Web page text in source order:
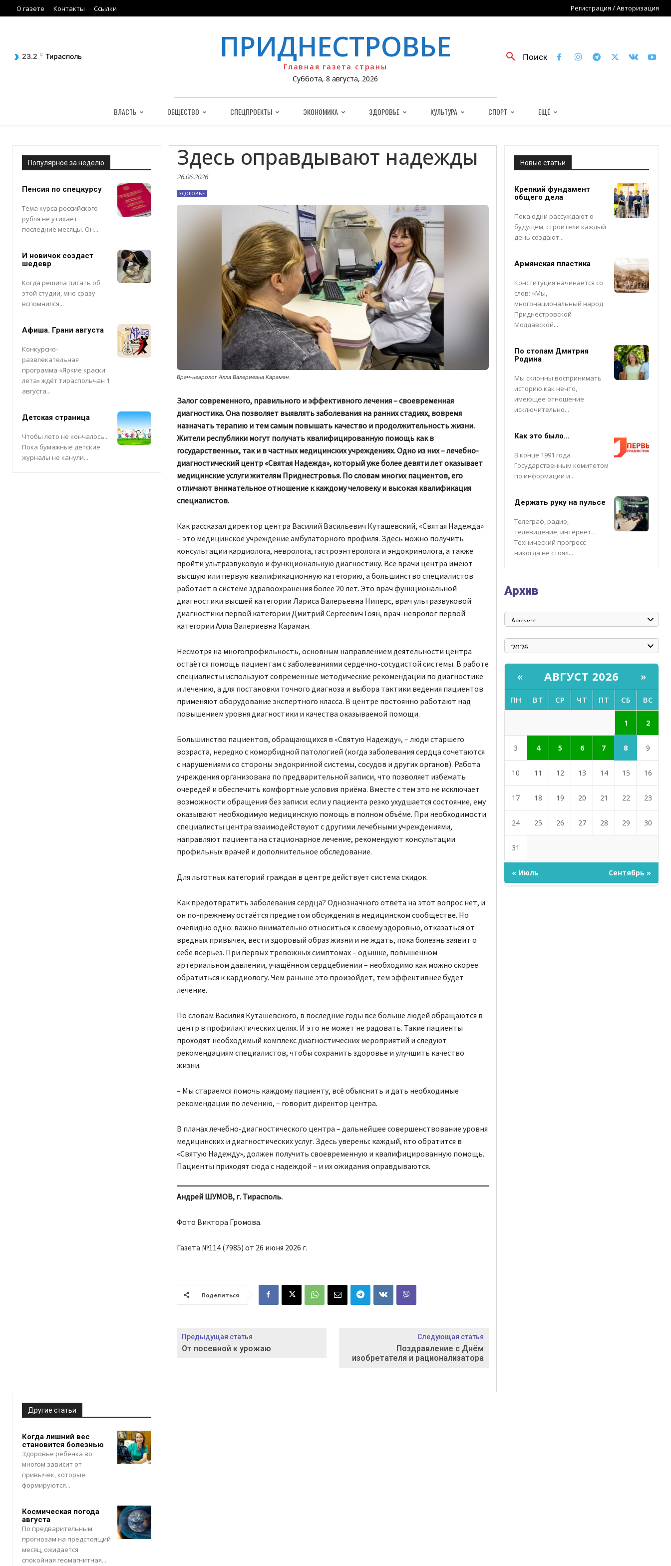
О газете Контакты Ссылки Регистрация / Авторизация
23.2 C Тирасполь ПРИДНЕСТРОВЬЕ
Главная газета страны
Суббота, 8 августа, 2026
Поиск
ВЛАСТЬ ОБЩЕСТВО СПЕЦПРОЕКТЫ ЭКОНОМИКА ЗДОРОВЬЕ КУЛЬТУРА СПОРТ ЕЩЁ
Популярное за неделю
Пенсия по спецкурсу
Тема курса российского
рубля не утихает
последние месяцы. Он...
И новичок создаст
шедевр
Когда решила писать об
этой студии, мне сразу
вспомнился...
Афиша. Грани августа
Конкурсно-
развлекательная
программа «Яркие краски
лета» ждёт тираспольчан 1
августа...
Детская страница
Чтобы лето не кончалось...
Пока бумажные детские
журналы не канули...
Здесь оправдывают надежды
26.06.2026
ЗДОРОВЬЕ
Врач-невролог Алла Валериевна Караман.
Залог современного, правильного и эффективного лечения – своевременная
диагностика. Она позволяет выявлять заболевания на ранних стадиях, вовремя
назначать терапию и тем самым повышать качество и продолжительность жизни.
Жители республики могут получать квалифицированную помощь как в
государственных, так и в частных медицинских учреждениях. Одно из них – лечебно-
диагностический центр «Святая Надежда», который уже более девяти лет оказывает
медицинские услуги жителям Приднестровья. По словам многих пациентов, его
отличают внимательное отношение к каждому человеку и высокая квалификация
специалистов.
Как рассказал директор центра Василий Васильевич Куташевский, «Святая Надежда»
– это медицинское учреждение амбулаторного профиля. Здесь можно получить
консультации кардиолога, невролога, гастроэнтеролога и эндокринолога, а также
пройти ультразвуковую и функциональную диагностику. Все врачи центра имеют
высшую или первую квалификационную категорию, а большинство специалистов
работает в системе здравоохранения более 20 лет. Это врач функциональной
диагностики высшей категории Лариса Валерьевна Ниперс, врач ультразвуковой
диагностики первой категории Дмитрий Сергеевич Гоян, врач-невролог первой
категории Алла Валериевна Караман.
Несмотря на многопрофильность, основным направлением деятельности центра
остаётся помощь пациентам с заболеваниями сердечно-сосудистой системы. В работе
специалисты используют современные методические рекомендации по диагностике
и лечению, а для постановки точного диагноза и выбора тактики ведения пациентов
применяют оборудование экспертного класса. В центре постоянно работают над
повышением уровня диагностики и качества оказываемой помощи.
Большинство пациентов, обращающихся в «Святую Надежду», – люди старшего
возраста, нередко с коморбидной патологией (когда заболевания сердца сочетаются
с нарушениями со стороны эндокринной системы, сосудов и других органов). Работа
учреждения организована по предварительной записи, что позволяет избежать
очередей и обеспечить комфортные условия приёма. Вместе с тем это не исключает
возможности обращения без записи: если у пациента резко ухудшается состояние, ему
оказывают необходимую медицинскую помощь в полном объёме. При необходимости
специалисты центра взаимодействуют с другими лечебными учреждениями,
направляют пациента на стационарное лечение, рекомендуют консультации
профильных врачей и дополнительное обследование.
Для льготных категорий граждан в центре действует система скидок.
Как предотвратить заболевания сердца? Однозначного ответа на этот вопрос нет, и
он по-прежнему остаётся предметом обсуждения в медицинском сообществе. Но
очевидно одно: важно внимательно относиться к своему здоровью, отказаться от
вредных привычек, вести здоровый образ жизни и не ждать, пока болезнь заявит о
себе всерьёз. При первых тревожных симптомах – одышке, повышенном
артериальном давлении, учащённом сердцебиении – необходимо как можно скорее
обратиться к кардиологу. Чем раньше это произойдёт, тем эффективнее будет
лечение.
По словам Василия Куташевского, в последние годы всё больше людей обращаются в
центр в профилактических целях. И это не может не радовать. Такие пациенты
проходят необходимый комплекс диагностических мероприятий и следуют
рекомендациям специалистов, чтобы сохранить здоровье и улучшить качество
жизни.
– Мы стараемся помочь каждому пациенту, всё объяснить и дать необходимые
рекомендации по лечению, – говорит директор центра.
В планах лечебно-диагностического центра – дальнейшее совершенствование уровня
медицинских и диагностических услуг. Здесь уверены: каждый, кто обратится в
«Святую Надежду», должен получить своевременную и квалифицированную помощь.
Пациенты приходят сюда с надеждой – и их ожидания оправдываются.
Андрей ШУМОВ, г. Тирасполь.
Фото Виктора Громова.
Газета №114 (7985) от 26 июня 2026 г.
Поделиться
Предыдущая статья
От посевной к урожаю
Следующая статья
Поздравление с Днём
изобретателя и рационализатора
Другие статьи
Когда лишний вес
становится болезнью
Здоровье ребёнка во
многом зависит от
привычек, которые
формируются...
Космическая погода
августа
По предварительным
прогнозам на предстоящий
месяц, ожидается
спокойная геомагнитная...
Новые статьи
Крепкий фундамент
общего дела
Пока одни рассуждают о
будущем, строители каждый
день создают...
Армянская пластика
Конституция начинается со
слов: «Мы,
многонациональный народ
Приднестровской
Молдавской...
По стопам Дмитрия
Родина
Мы склонны воспринимать
историю как нечто,
имеющее отношение
исключительно...
Как это было…
В конце 1991 года
Государственным комитетом
по информации и...
Держать руку на пульсе
Телеграф, радио,
телевидение, интернет…
Технический прогресс
никогда не стоял...
Архив
« АВГУСТ 2026 »
ПН ВТ СР ЧТ ПТ СБ ВС
1 2
3 4 5 6 7 8 9
10 11 12 13 14 15 16
17 18 19 20 21 22 23
24 25 26 27 28 29 30
31
« Июль Сентябрь »